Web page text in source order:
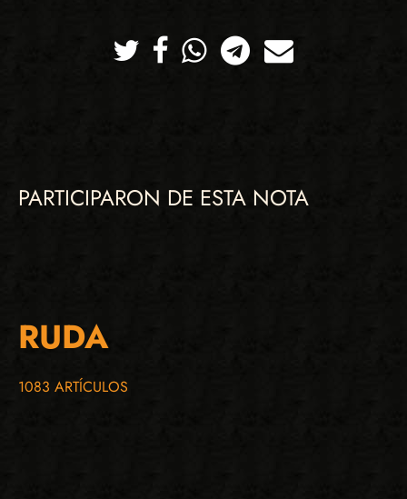
TwitterFacebookWhatsappTelegramCorreo
PARTICIPARON DE ESTA NOTA
RUDA
1083 ARTÍCULOS